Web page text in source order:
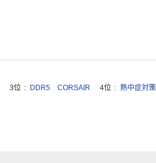
3位 DDR5 CORSAIR 4位 熱中症対策